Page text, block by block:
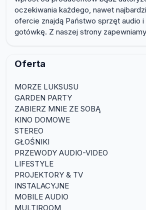
oczekiwania każdego, nawet
ofercie znajdą Państwo sprzęt audio
gotówkę. Z naszej strony
Oferta
MORZE LUKSUSU
GARDEN PARTY
ZABIERZ MNIE ZE SOBĄ
KINO DOMOWE
STEREO
GŁOŚNIKI
PRZEWODY AUDIO-VIDEO
LIFESTYLE
PROJEKTORY & TV
INSTALACYJNE
MOBILE AUDIO
MULTIROOM